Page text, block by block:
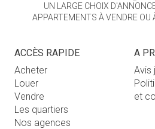
UN LARGE CHOIX
APPARTEMENTS À VENDRE OU
ACCÈS RAPIDE
Acheter
Louer
Vendre
Les quartiers
Nos agences
A
Avis
et